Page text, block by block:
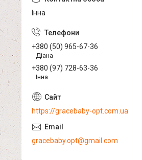
Інна
+380 (50) 965-67-36
Діана
+380 (97) 728-63-36
Інна
https://gracebaby-opt.com.ua
gracebaby.opt@gmail.com